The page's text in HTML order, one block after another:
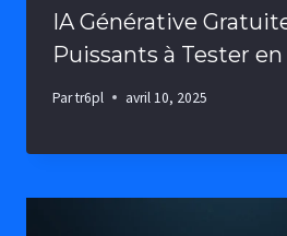
IA Générative
Puissants à Tester en
Partr6pl avril 10, 2025